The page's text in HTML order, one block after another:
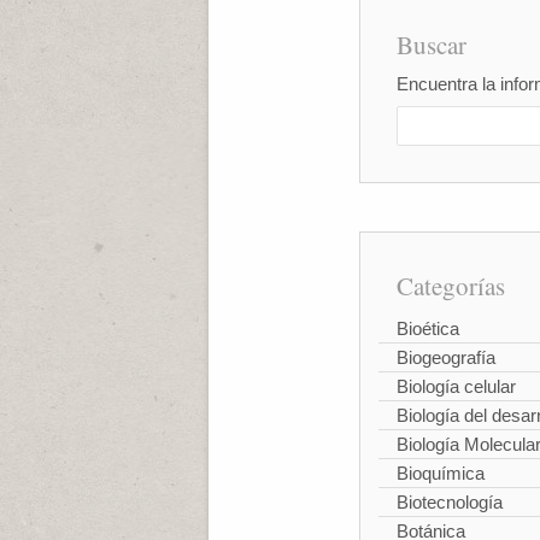
Buscar
Encuentra la
Categorías
Bioética
Biogeografía
Biología celular
Biología del
Biología Molecular
Bioquímica
Biotecnología
Botánica